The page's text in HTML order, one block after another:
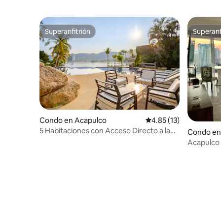
Superanfitrión
Superanfitrión
Condo en Acapulco Calificación
4.85 (13)
5 Habitaciones con Acceso Directo a la
Condo
Acapulco